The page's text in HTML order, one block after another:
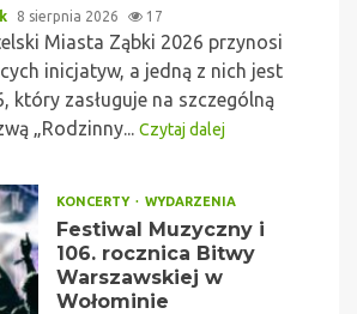
8 sierpnia 2026 17
Miasta Ząbki 2026 przynosi
inicjatyw, a jedną z nich jest
który zasługuje na szczególną
„Rodzinny... Czytaj dalej
KONCERTY WYDARZENIA
Festiwal Muzyczny i
106. rocznica Bitwy
Warszawskiej w
Wołominie